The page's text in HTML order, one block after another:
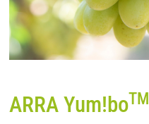
ARRA Yum!boTM